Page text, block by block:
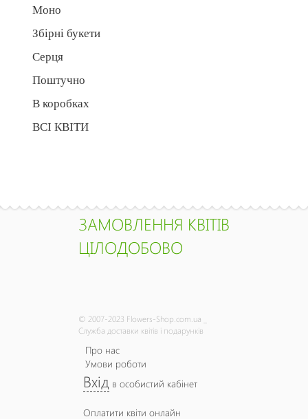
Моно
Збірні букети
Серця
Поштучно
В коробках
ВСІ КВІТИ
ЗАМОВЛЕННЯ КВІТІВ
ЦІЛОДОБОВО
© 2007-2023 Flowers-Shop.com.ua _
Служба доставки квітів і подарунків
Про нас
Умови роботи
Вхід в особистий кабінет
Оплатити квіти онлайн